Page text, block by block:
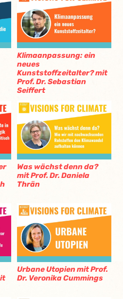
Klimaanpassung: ein
neues
Kunststoffzeitalter? mit
Prof. Dr. Sebastian
Seiffert
Was wächst denn da?
mit Prof. Dr. Daniela
Thrän
Urbane Utopien mit Prof.
Dr. Veronika Cummings